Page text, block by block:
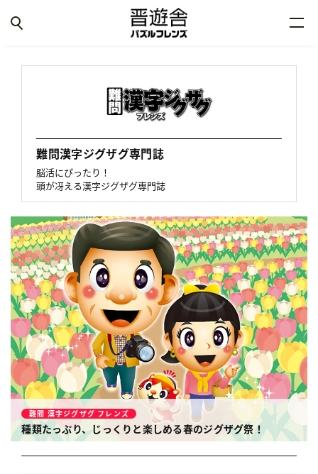
難問漢字ジグザグ専門誌
脳活にぴったり！
頭が冴える漢字ジグザグ専門誌
難問 漢字ジグザグ フレンズ
種類たっぷり、じっくりと楽しめる春のジグザグ祭！